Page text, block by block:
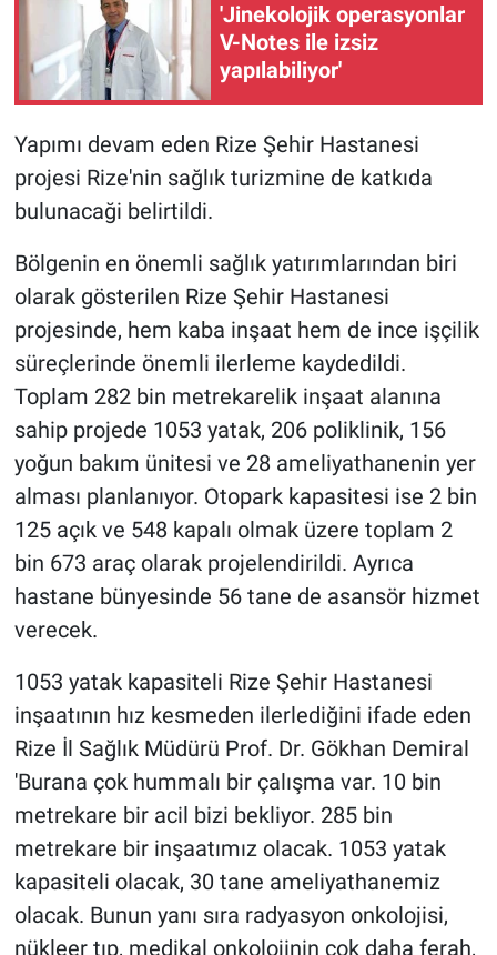
'Jinekolojik operasyonlar
V-Notes ile izsiz
yapılabiliyor'
Yapımı devam eden Rize Şehir Hastanesi
projesi Rize'nin sağlık turizmine de katkıda
bulunacaği belirtildi.
Bölgenin en önemli sağlık yatırımlarından biri
olarak gösterilen Rize Şehir Hastanesi
projesinde, hem kaba inşaat hem de ince işçilik
süreçlerinde önemli ilerleme kaydedildi.
Toplam 282 bin metrekarelik inşaat alanına
sahip projede 1053 yatak, 206 poliklinik, 156
yoğun bakım ünitesi ve 28 ameliyathanenin yer
alması planlanıyor. Otopark kapasitesi ise 2 bin
125 açık ve 548 kapalı olmak üzere toplam 2
bin 673 araç olarak projelendirildi. Ayrıca
hastane bünyesinde 56 tane de asansör hizmet
verecek.
1053 yatak kapasiteli Rize Şehir Hastanesi
inşaatının hız kesmeden ilerlediğini ifade eden
Rize İl Sağlık Müdürü Prof. Dr. Gökhan Demiral
'Burana çok hummalı bir çalışma var. 10 bin
metrekare bir acil bizi bekliyor. 285 bin
metrekare bir inşaatımız olacak. 1053 yatak
kapasiteli olacak, 30 tane ameliyathanemiz
olacak. Bunun yanı sıra radyasyon onkolojisi,
nükleer tıp, medikal onkolojinin çok daha ferah,